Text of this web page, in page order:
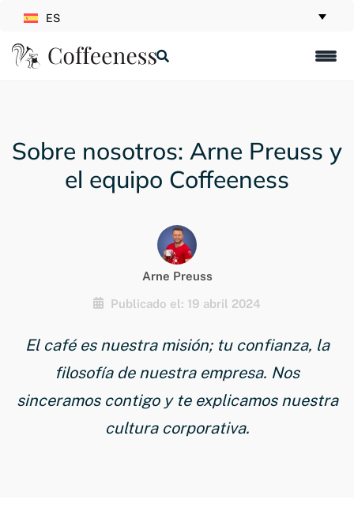
ES
Sobre nosotros: Arne Preuss y
el equipo Coffeeness
Arne Preuss
Publicado el: 19 abril 2024
El café es nuestra misión; tu confianza, la
filosofía de nuestra empresa. Nos
sinceramos contigo y te explicamos nuestra
cultura corporativa.